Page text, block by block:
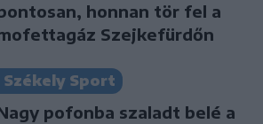
honnan tör fel a
Szejkefürdőn
Székely Sport
pofonba szaladt belé a